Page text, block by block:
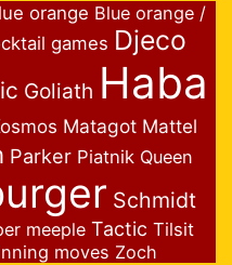
orange Blue orange /
games Djeco
Goliath Haba
Matagot Mattel
Parker Piatnik Queen
Schmidt
meeple Tactic Tilsit
moves Zoch